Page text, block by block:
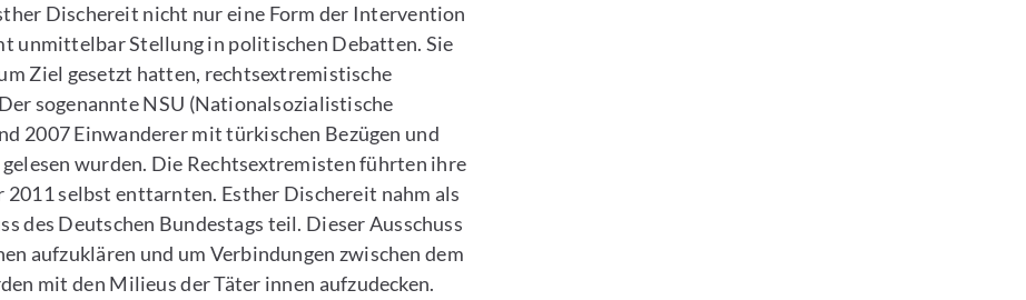
Dischereit nicht nur eine Form der Intervention
unmittelbar Stellung in politischen Debatten. Sie
Ziel gesetzt hatten, rechtsextremistische
sogenannte NSU (Nationalsozialistische
2007 Einwanderer mit türkischen Bezügen und
wurden. Die Rechtsextremisten führten ihre
selbst enttarnten. Esther Dischereit nahm als
des Deutschen Bundestags teil. Dieser Ausschuss
aufzuklären und um Verbindungen zwischen dem
mit den Milieus der Täter innen aufzudecken.